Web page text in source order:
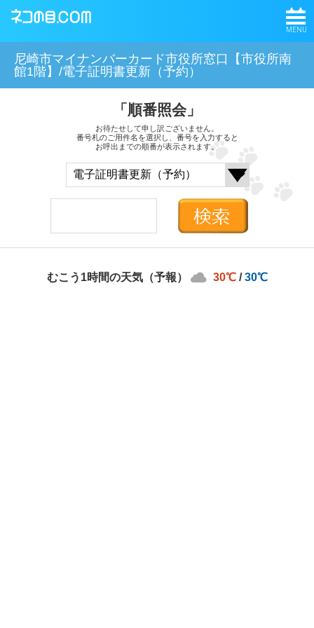
MENU
尼崎市マイナンバーカード市役所窓口【市役所南
館1階】/電子証明書更新（予約）
「順番照会」
お待たせして申し訳ございません。
番号札のご用件名を選択し、番号を入力すると
お呼出までの順番が表示されます。
むこう1時間の天気（予報） 30℃ /30℃